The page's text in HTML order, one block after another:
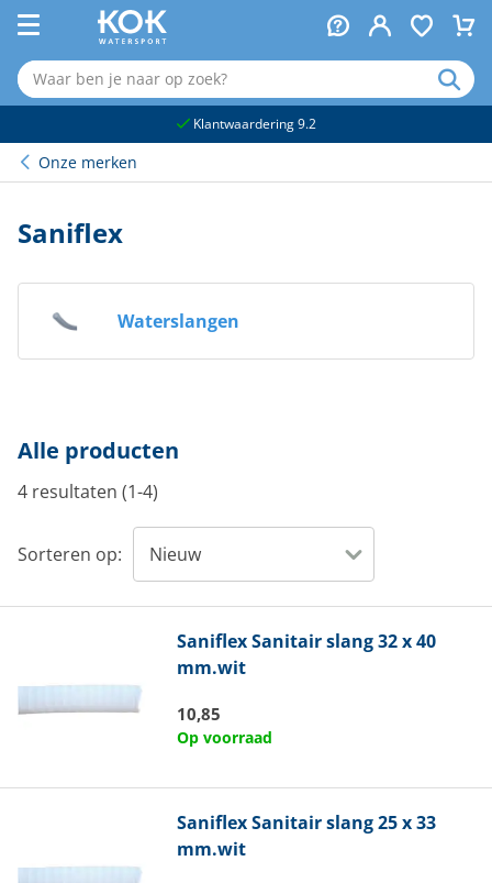
Klantwaardering 9.2
Onze merken
Saniflex
Waterslangen
Alle producten
4 resultaten (1-4)
Sorteren op:
SaniflexSanitair slang 32 x 40
mm.wit
10,85
Op voorraad
SaniflexSanitair slang 25 x 33
mm.wit